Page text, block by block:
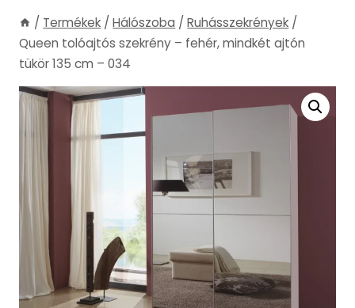
/ Termékek / Hálószoba / Ruhásszekrények /
Queen tolóajtós szekrény – fehér, mindkét ajtón
tükör 135 cm – 034